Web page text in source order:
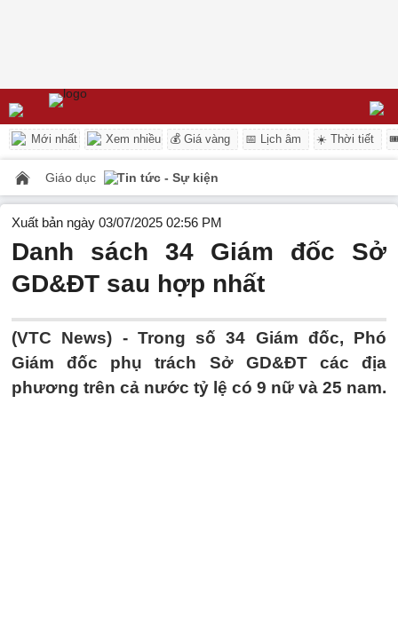
Mới nhất Xem nhiều 💰 Giá vàng 📅 Lịch âm ☀️ Thời tiết
Giáo dục Tin tức - Sự kiện
Xuất bản ngày 03/07/2025 02:56 PM
Danh sách 34 Giám đốc Sở
GD&ĐT sau hợp nhất
(VTC News) - Trong số 34 Giám đốc, Phó
Giám đốc phụ trách Sở GD&ĐT các địa
phương trên cả nước tỷ lệ có 9 nữ và 25 nam.